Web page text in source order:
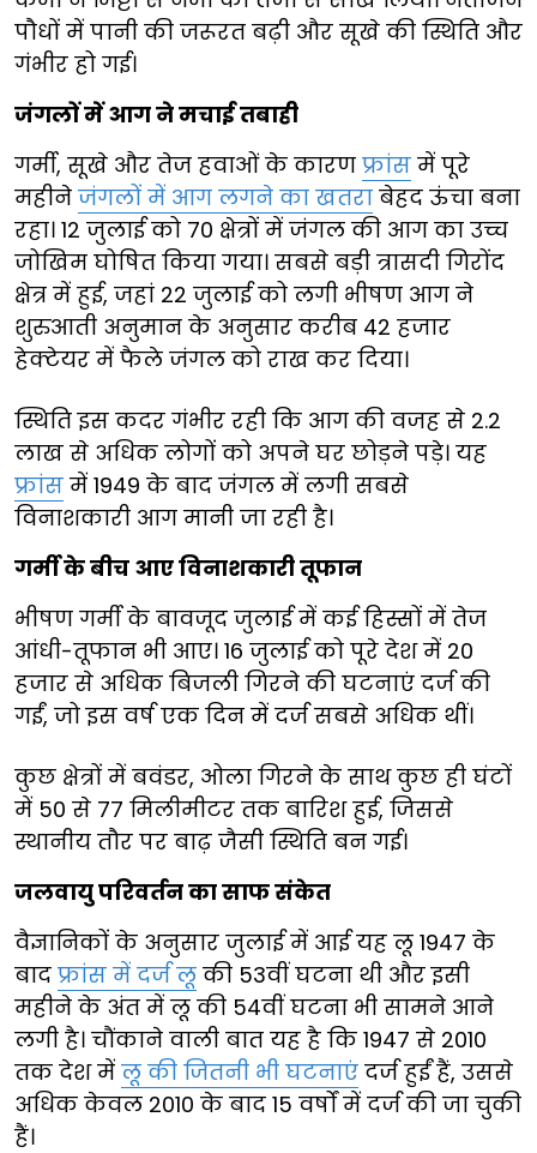
पौधों में पानी की जरूरत बढ़ी और सूखे की स्थिति और
गंभीर हो गई।
जंगलों में आग ने मचाई तबाही
गर्मी, सूखे और तेज हवाओं के कारण फ्रांस में पूरे
महीने जंगलों में आग लगने का खतरा बेहद ऊंचा बना
रहा। 12 जुलाई को 70 क्षेत्रों में जंगल की आग का उच्च
जोखिम घोषित किया गया। सबसे बड़ी त्रासदी गिरोंद
क्षेत्र में हुई, जहां 22 जुलाई को लगी भीषण आग ने
शुरुआती अनुमान के अनुसार करीब 42 हजार
हेक्टेयर में फैले जंगल को राख कर दिया।
स्थिति इस कदर गंभीर रही कि आग की वजह से 2.2
लाख से अधिक लोगों को अपने घर छोड़ने पड़े। यह
फ्रांस में 1949 के बाद जंगल में लगी सबसे
विनाशकारी आग मानी जा रही है।
गर्मी के बीच आए विनाशकारी तूफान
भीषण गर्मी के बावजूद जुलाई में कई हिस्सों में तेज
आंधी-तूफान भी आए। 16 जुलाई को पूरे देश में 20
हजार से अधिक बिजली गिरने की घटनाएं दर्ज की
गईं, जो इस वर्ष एक दिन में दर्ज सबसे अधिक थीं।
कुछ क्षेत्रों में बवंडर, ओला गिरने के साथ कुछ ही घंटों
में 50 से 77 मिलीमीटर तक बारिश हुई, जिससे
स्थानीय तौर पर बाढ़ जैसी स्थिति बन गई।
जलवायु परिवर्तन का साफ संकेत
वैज्ञानिकों के अनुसार जुलाई में आई यह लू 1947 के
बाद फ्रांस में दर्ज लू की 53वीं घटना थी और इसी
महीने के अंत में लू की 54वीं घटना भी सामने आने
लगी है। चौंकाने वाली बात यह है कि 1947 से 2010
तक देश में लू की जितनी भी घटनाएं दर्ज हुईं हैं, उससे
अधिक केवल 2010 के बाद 15 वर्षों में दर्ज की जा चुकी
हैं।